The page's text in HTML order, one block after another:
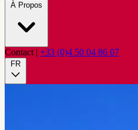
À Propos
Contact | +33 (0)4 50 04 86 07
FR